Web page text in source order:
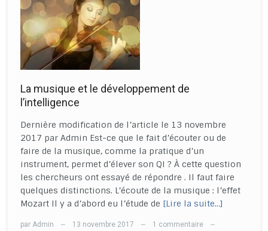
La musique et le développement de
l’intelligence
Dernière modification de l’article le 13 novembre
2017 par Admin Est-ce que le fait d’écouter ou de
faire de la musique, comme la pratique d’un
instrument, permet d’élever son QI ? À cette question
les chercheurs ont essayé de répondre . Il faut faire
quelques distinctions. L’écoute de la musique : l’effet
Mozart Il y a d’abord eu l’étude de [Lire la suite…]
par Admin — 13 novembre 2017 — 1 commentaire —